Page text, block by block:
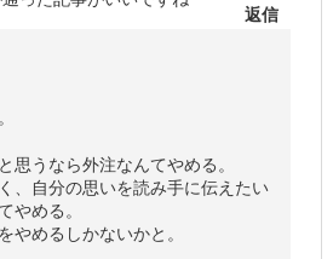
返信
思うなら外注なんてやめる。
、自分の思いを読み手に伝えたい
やめる。
やめるしかないかと。